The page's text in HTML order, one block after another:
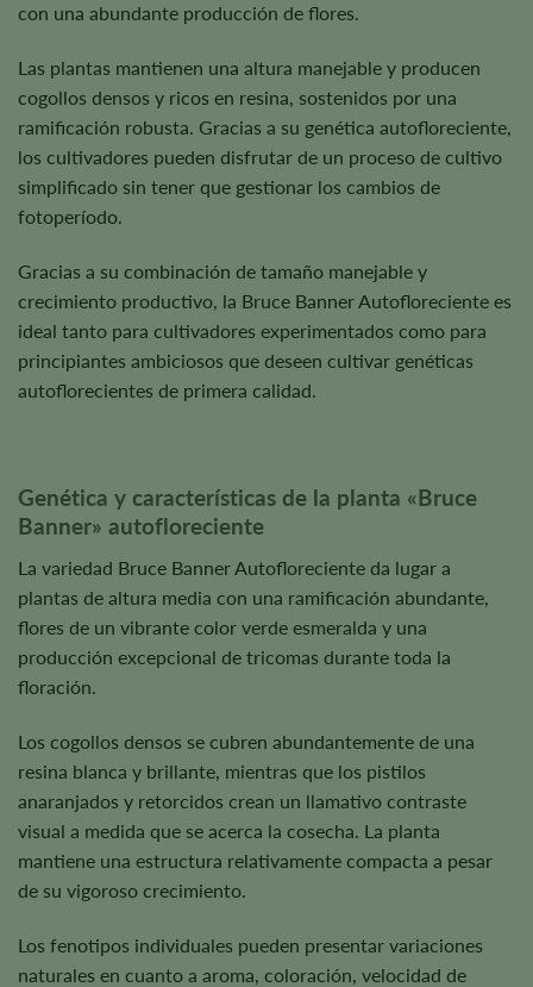
con una abundante producción de flores.
Las plantas mantienen una altura manejable y producen
cogollos densos y ricos en resina, sostenidos por una
ramificación robusta. Gracias a su genética autofloreciente,
los cultivadores pueden disfrutar de un proceso de cultivo
simplificado sin tener que gestionar los cambios de
fotoperíodo.
Gracias a su combinación de tamaño manejable y
crecimiento productivo, la Bruce Banner Autofloreciente es
ideal tanto para cultivadores experimentados como para
principiantes ambiciosos que deseen cultivar genéticas
autoflorecientes de primera calidad.
Genética y características de la planta «Bruce
Banner» autofloreciente
La variedad Bruce Banner Autofloreciente da lugar a
plantas de altura media con una ramificación abundante,
flores de un vibrante color verde esmeralda y una
producción excepcional de tricomas durante toda la
floración.
Los cogollos densos se cubren abundantemente de una
resina blanca y brillante, mientras que los pistilos
anaranjados y retorcidos crean un llamativo contraste
visual a medida que se acerca la cosecha. La planta
mantiene una estructura relativamente compacta a pesar
de su vigoroso crecimiento.
Los fenotipos individuales pueden presentar variaciones
naturales en cuanto a aroma, coloración, velocidad de